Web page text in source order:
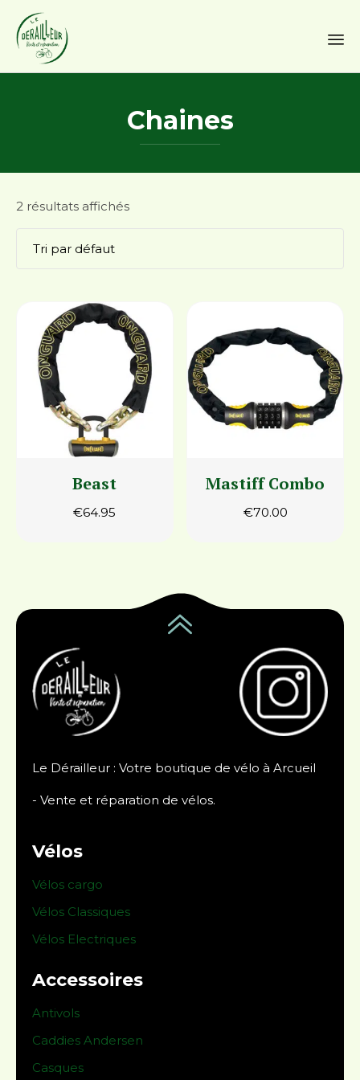
Chaines
2 résultats affichés
Beast
€64.95
Mastiff Combo
€70.00
Le Dérailleur : Votre boutique de vélo à Arcueil
- Vente et réparation de vélos.
Vélos
Vélos cargo
Vélos Classiques
Vélos Electriques
Accessoires
Antivols
Caddies Andersen
Casques